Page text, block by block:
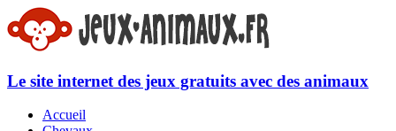
Le site internet des jeux gratuits avec des animaux
Accueil